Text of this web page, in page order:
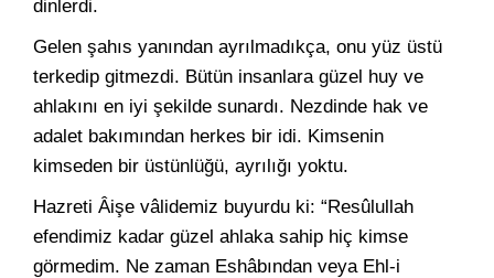
dinlerdi.
Gelen şahıs yanından ayrılmadıkça, onu yüz üstü
terkedip gitmezdi. Bütün insanlara güzel huy ve
ahlakını en iyi şekilde sunardı. Nezdinde hak ve
adalet bakımından herkes bir idi. Kimsenin
kimseden bir üstünlüğü, ayrılığı yoktu.
Hazreti Âişe vâlidemiz buyurdu ki: “Resûlullah
efendimiz kadar güzel ahlaka sahip hiç kimse
görmedim. Ne zaman Eshâbından veya Ehl-i